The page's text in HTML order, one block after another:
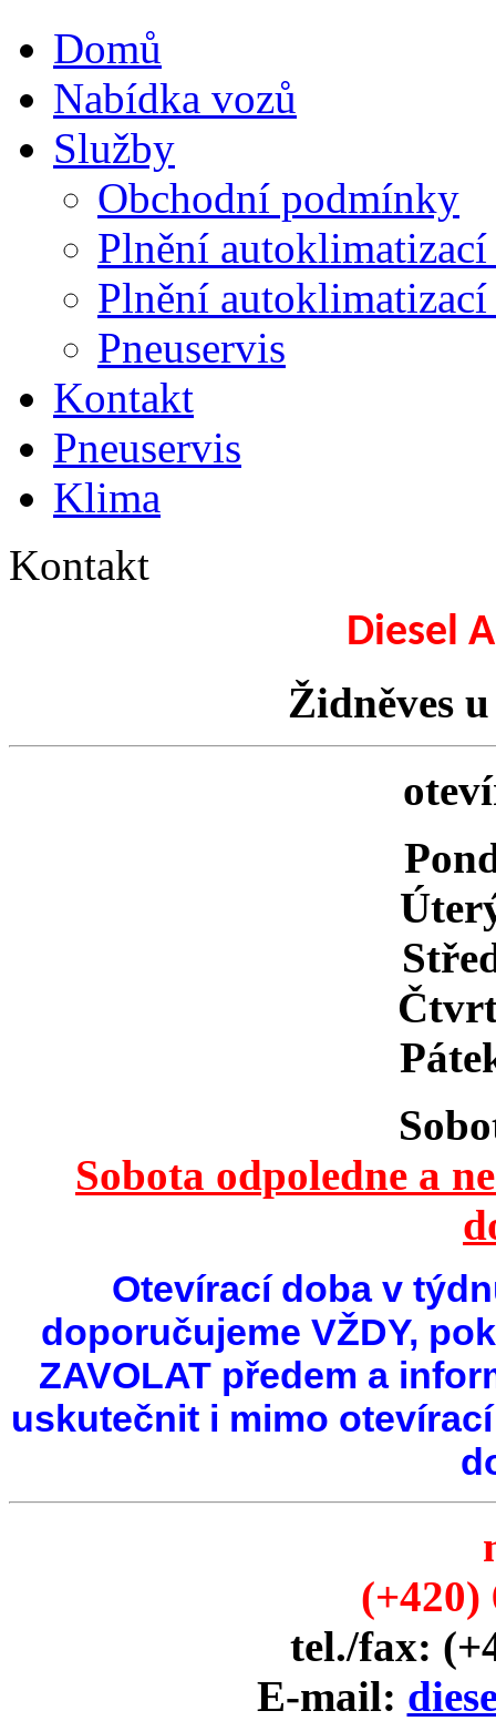
Domů
Nabídka vozů
Služby
Obchodní podmínky
Plnění
Plnění autoklimatizací
Pneuservis
Kontakt
Pneuservis
Klima
Kontakt
Diesel
Židněves
Sobota odpoledne a
Otevírací doba v
doporučujeme VŽDY,
ZAVOLAT předem a
uskutečnit i mimo
(+420)
tel./fax:
E-mail: